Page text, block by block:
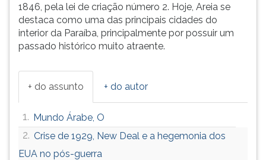
1846, pela lei de criação número 2. Hoje, Areia se
destaca como uma das principais cidades do
interior da Paraíba, principalmente por possuir um
passado histórico muito atraente.
+ do assunto + do autor
1. Mundo Árabe, O
2. Crise de 1929, New Deal e a hegemonia dos
EUA no pós-guerra